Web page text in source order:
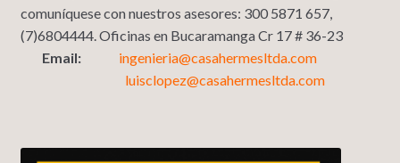
comuníquese con nuestros asesores: 300 5871 657,
(7)6804444. Oficinas en Bucaramanga Cr 17 # 36-23
Email: ingenieria@casahermesltda.com
luisclopez@casahermesltda.com